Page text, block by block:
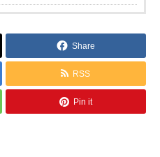
Share
RSS
Pin it